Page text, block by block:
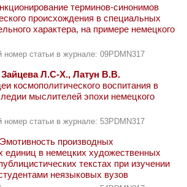
терминов-синонимов
происхождения в специальных
характера, на примере немецкого
номер статьи в журнале: 09PDMN317
Л.С-Х., Латун В.В.
космополитического воспитания в
мыслителей эпохи немецкого
номер статьи в журнале: 53PDMN317
Эмотивность производных
единиц в немецких художественных
текстах при изучении
неязыковых вузов